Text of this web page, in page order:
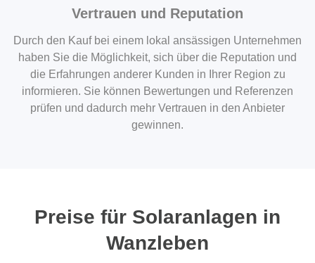
Vertrauen und Reputation
Durch den Kauf bei einem lokal ansässigen Unternehmen
haben Sie die Möglichkeit, sich über die Reputation und
die Erfahrungen anderer Kunden in Ihrer Region zu
informieren. Sie können Bewertungen und Referenzen
prüfen und dadurch mehr Vertrauen in den Anbieter
gewinnen.
Preise für Solaranlagen in
Wanzleben